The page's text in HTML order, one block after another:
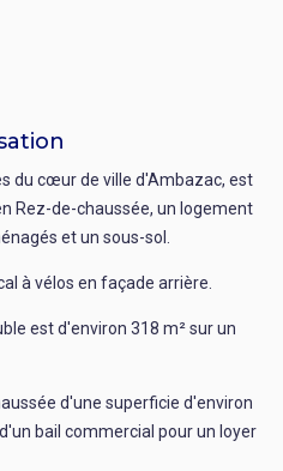
du cœur de ville d'Ambazac, est
Rez-de-chaussée, un logement
et un sous-sol.
à vélos en façade arrière.
est d'environ 318 m² sur un
d'une superficie d'environ
bail commercial pour un loyer